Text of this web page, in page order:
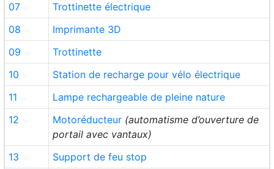
07
Trottinette électrique
08
Imprimante 3D
09
Trottinette
10
Station de recharge pour vélo électrique
11
Lampe rechargeable de pleine nature
12
Motoréducteur (automatisme d’ouverture de
portail avec vantaux)
13
Support de feu stop